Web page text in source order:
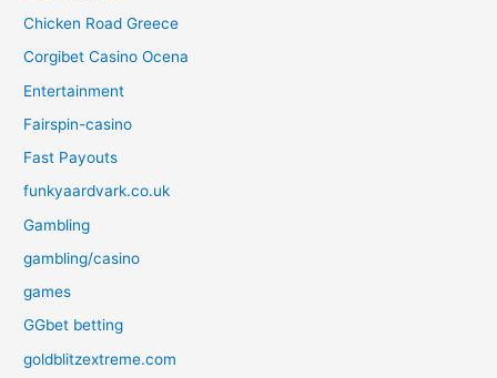
Chicken Road Greece
Corgibet Casino Ocena
Entertainment
Fairspin-casino
Fast Payouts
funkyaardvark.co.uk
Gambling
gambling/casino
games
GGbet betting
goldblitzextreme.com